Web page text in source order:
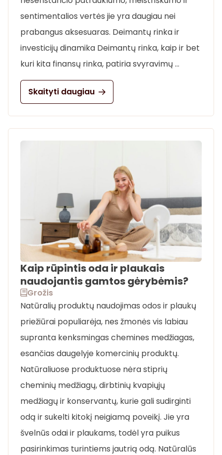
sentimentalios vertės jie yra daugiau nei
prabangus aksesuaras. Deimantų rinka ir
investicijų dinamika Deimantų rinka, kaip ir bet
kuri kita finansų rinka, patiria svyravimų …
Skaityti daugiau
Kaip rūpintis oda ir plaukais
naudojantis gamtos gėrybėmis?
Grožis
Natūralių produktų naudojimas odos ir plaukų
priežiūrai populiarėja, nes žmonės vis labiau
supranta kenksmingas chemines medžiagas,
esančias daugelyje komercinių produktų.
Natūraliuose produktuose nėra stiprių
cheminių medžiagų, dirbtinių kvapiųjų
medžiagų ir konservantų, kurie gali sudirginti
odą ir sukelti kitokį neigiamą poveikį. Jie yra
švelnūs odai ir plaukams, todėl yra puikus
pasirinkimas turintiems jautrią odą. Natūralūs